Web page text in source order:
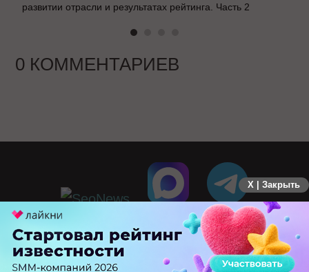
развитии отрасли и результатах рейтинга. Часть 2
0 КОММЕНТАРИЕВ
X | Закрыть
ПЕРЕЙТИ НА ПОЛНУЮ ВЕРСИЮ
© SEOnews.ru Все права защищены. 2026